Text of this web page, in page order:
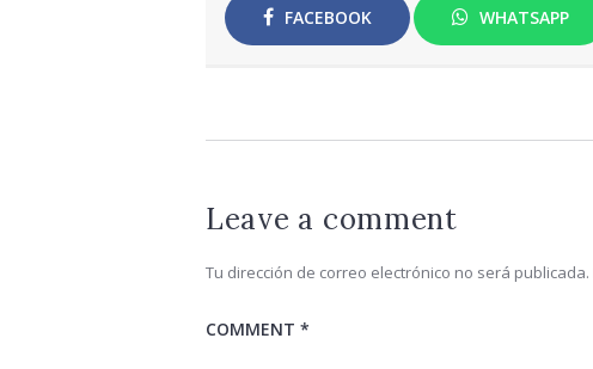
FACEBOOK WHATSAPP
Leave a comment
Tu dirección de correo electrónico no será publicada.